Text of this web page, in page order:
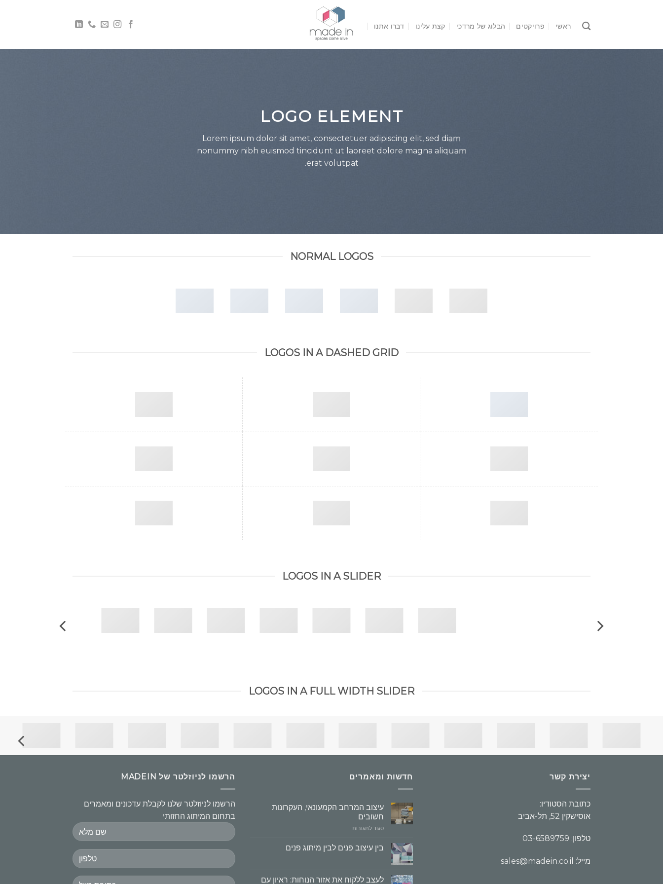
ראשי פרויקטים הבלוג של מרדכי קצת עלינו דברו אתנו
LOGO ELEMENT
Lorem ipsum dolor sit amet, consectetuer adipiscing elit, sed diam
nonummy nibh euismod tincidunt ut laoreet dolore magna aliquam
erat volutpat.
NORMAL LOGOS
LOGOS IN A DASHED GRID
LOGOS IN A SLIDER
LOGOS IN A FULL WIDTH SLIDER
יצירת קשר
כתובת הסטודיו:
אוסישקין 52, תל-אביב
טלפון: 03-6589759
מייל: sales@madein.co.il
חדשות ומאמרים
עיצוב המרחב הקמעונאי, העקרונות
חשובים
סגור לתגובותעל
המרחב
הקמעונאי,
בין עיצוב פנים לבין מיתוג פנים
לעצב ללקוח את אזור הנוחות: ראיון עם
הרשמו לניוזלטר של MADEIN
הרשמו לניוזלטר שלנו לקבלת עדכונים ומאמרים
בתחום המיתוג החזותי